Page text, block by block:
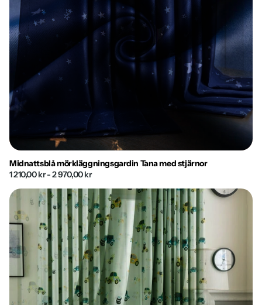
Midnattsblå mörkläggningsgardin Tana med stjärnor
1 210,00 kr- 2 970,00 kr